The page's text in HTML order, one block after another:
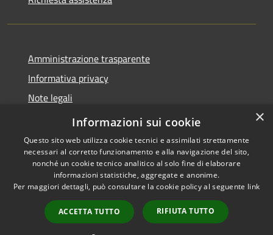
Amministrazione trasparente
Informativa privacy
Note legali
dichiarazione di accessibilità
Accessibilità
Copyright © 2026 • Comune di
Caselle Torinese • Powered by
Municipium•
Accesso
redazione
×
Informazioni sui cookie
Questo sito web utilizza cookie tecnici e assimilati strettamente
necessari al corretto funzionamento e alla navigazione del sito,
nonché un cookie tecnico analitico al solo fine di elaborare
informazioni statistiche, aggregate e anonime.
Per maggiori dettagli, può consultare la cookie policy al seguente link
ACCETTA TUTTO RIFIUTA TUTTO